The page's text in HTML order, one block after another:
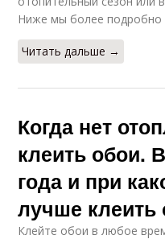
Ниже мы более подробно
Читать дальше →
Когда нет
клеить обои.
года и при
лучше клеить
Клейте обои в любое